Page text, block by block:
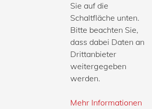
Sie auf die
Schaltfläche unten.
Bitte beachten Sie,
dass dabei Daten an
Drittanbieter
weitergegeben
werden.
Mehr Informationen